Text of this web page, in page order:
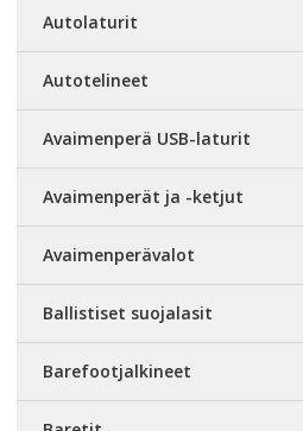
Autolaturit
Autotelineet
Avaimenperä USB-laturit
Avaimenperät ja -ketjut
Avaimenperävalot
Ballistiset suojalasit
Barefootjalkineet